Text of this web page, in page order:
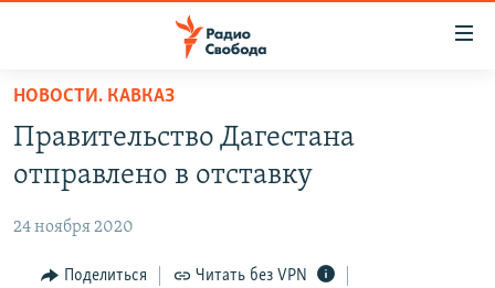
упрощенного
доступа
основному
Вернутся
ПОДКАСТЫ
АВТОРСКИЕ ПРОЕКТЫ
ЦИТАТЫ СВОБОДЫ
МНЕНИЯ
НОВОСТИ. КАВКАЗ
Правительство Дагестана
отправлено в отставку
24 ноября 2020
Поделиться Читать без VPN